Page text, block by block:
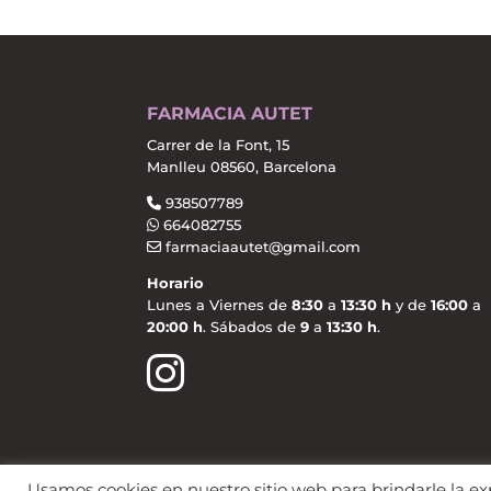
FARMACIA AUTET
Carrer de la Font, 15
Manlleu 08560, Barcelona
938507789
664082755
farmaciaautet@gmail.com
Horario
Lunes a Viernes de 8:30 a13:30 h y de16:00 a
20:00 h. Sábados de9 a13:30 h.